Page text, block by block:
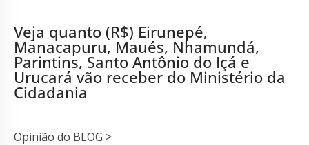
Veja quanto (R$) Eirunepé,
Manacapuru, Maués, Nhamundá,
Parintins, Santo Antônio do Içá e
Urucará vão receber do Ministério da
Cidadania
Opinião do BLOG >